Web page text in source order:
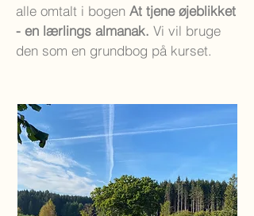
alle omtalt i bogen At tjene øjeblikket
- en lærlings almanak. Vi vil bruge
den som en grundbog på kurset.